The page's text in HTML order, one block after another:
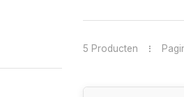
5 Producten